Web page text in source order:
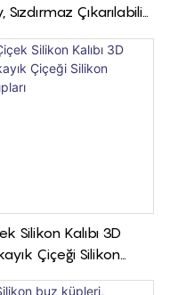
Sızdırmaz Çıkarılabilir
Silikon Buz
Silikon Kalıbı 3D
Çiçeği Silikon